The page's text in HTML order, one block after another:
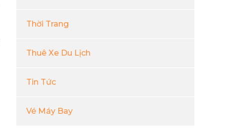
Thời Trang
Thuê Xe Du Lịch
Tin Tức
Vé Máy Bay